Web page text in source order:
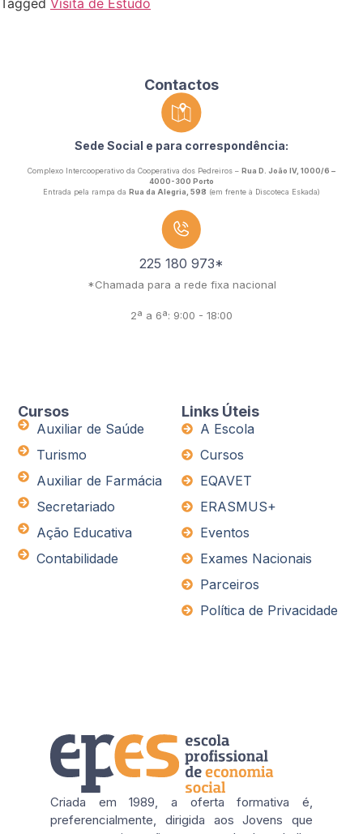
Criada em 1989, a oferta formativa é,
preferencialmente, dirigida aos Jovens que
Links Úteis
A Escola
Cursos
EQAVET
ERASMUS+
Eventos
Exames Nacionais
Parceiros
Política de Privacidade
Cursos
Auxiliar de Saúde
Turismo
Auxiliar de Farmácia
Secretariado
Ação Educativa
Contabilidade
Contactos
Sede Social e para correspondência:
Complexo Intercooperativo da Cooperativa dos Pedreiros – Rua D. João IV, 1000/6 –
4000-300 Porto
Entrada pela rampa da Rua da Alegria, 598 (em frente à Discoteca Eskada)
225 180 973*
*Chamada para a rede fixa nacional
2ª a 6ª: 9:00 - 18:00